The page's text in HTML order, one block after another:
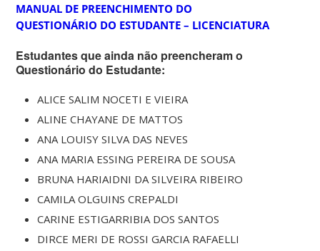
MANUAL DE PREENCHIMENTO DO
QUESTIONÁRIO DO ESTUDANTE – LICENCIATURA
Estudantes que ainda não preencheram o
Questionário do Estudante:
ALICE SALIM NOCETI E VIEIRA
ALINE CHAYANE DE MATTOS
ANA LOUISY SILVA DAS NEVES
ANA MARIA ESSING PEREIRA DE SOUSA
BRUNA HARIAIDNI DA SILVEIRA RIBEIRO
CAMILA OLGUINS CREPALDI
CARINE ESTIGARRIBIA DOS SANTOS
DIRCE MERI DE ROSSI GARCIA RAFAELLI